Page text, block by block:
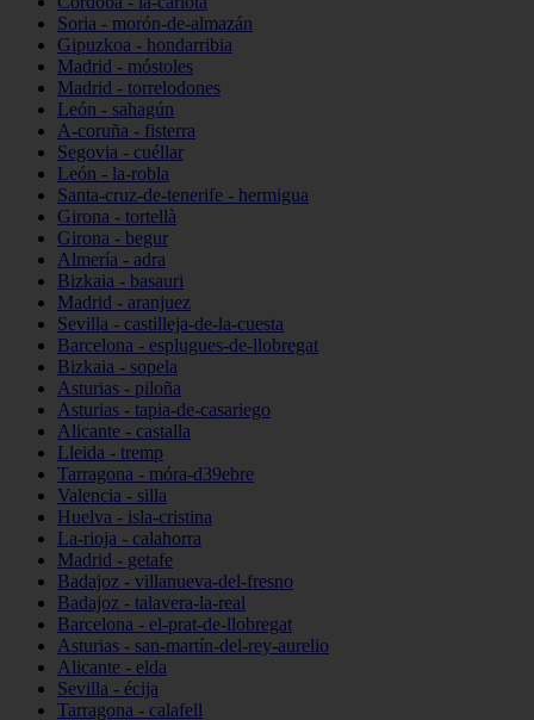
Soria - morón-de-almazán
Gipuzkoa - hondarribia
Madrid - móstoles
Madrid - torrelodones
León - sahagún
A-coruña - fisterra
Segovia - cuéllar
León - la-robla
Santa-cruz-de-tenerife - hermigua
Girona - tortellà
Girona - begur
Almería - adra
Bizkaia - basauri
Madrid - aranjuez
Sevilla - castilleja-de-la-cuesta
Barcelona - esplugues-de-llobregat
Bizkaia - sopela
Asturias - piloña
Asturias - tapia-de-casariego
Alicante - castalla
Lleida - tremp
Tarragona - móra-d39ebre
Valencia - silla
Huelva - isla-cristina
La-rioja - calahorra
Madrid - getafe
Badajoz - villanueva-del-fresno
Badajoz - talavera-la-real
Barcelona - el-prat-de-llobregat
Asturias - san-martín-del-rey-aurelio
Alicante - elda
Sevilla - écija
Tarragona - calafell